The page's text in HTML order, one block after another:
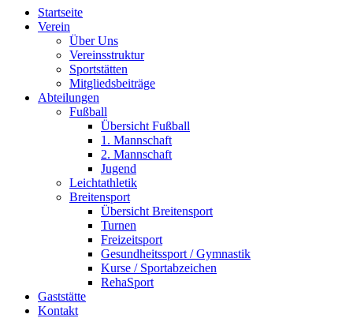
Startseite
Verein
Über Uns
Vereinsstruktur
Sportstätten
Mitgliedsbeiträge
Abteilungen
Fußball
Übersicht Fußball
1. Mannschaft
2. Mannschaft
Jugend
Leichtathletik
Breitensport
Übersicht Breitensport
Turnen
Freizeitsport
Gesundheitssport / Gymnastik
Kurse / Sportabzeichen
RehaSport
Gaststätte
Kontakt